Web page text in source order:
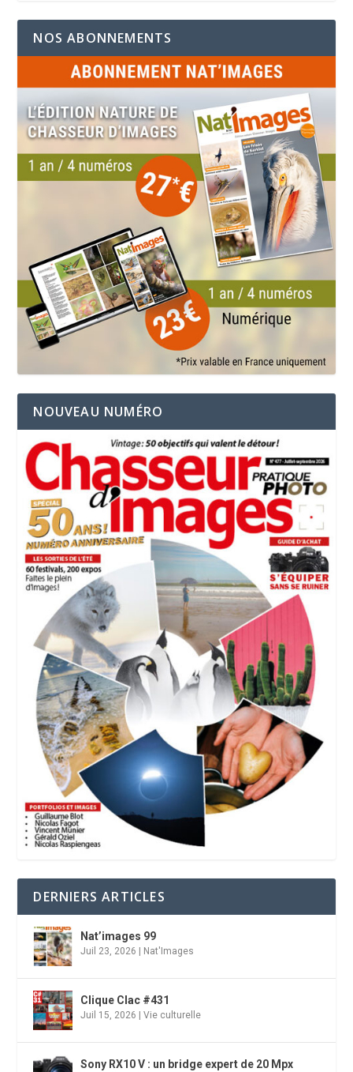
NOS ABONNEMENTS
NOUVEAU NUMÉRO
DERNIERS ARTICLES
Nat’images 99
Juil 23, 2026 Nat'Images
Clique Clac #431
Juil 15, 2026 |Vie culturelle
Sony RX10 V : un bridge expert de 20 Mpx